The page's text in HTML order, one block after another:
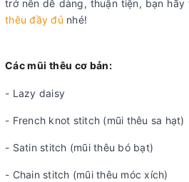
trở nên dễ dàng, thuận tiện, bạn hãy
thêu đầy đủ nhé!
Các mũi thêu cơ bản:
- Lazy daisy
- French knot stitch (mũi thêu sa hạt)
- Satin stitch (mũi thêu bó bạt)
- Chain stitch (mũi thêu móc xích)